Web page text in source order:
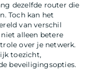
dezelfde router die
Toch kan het
van verschil
alleen betere
over je netwerk.
toezicht,
beveiligingsopties.